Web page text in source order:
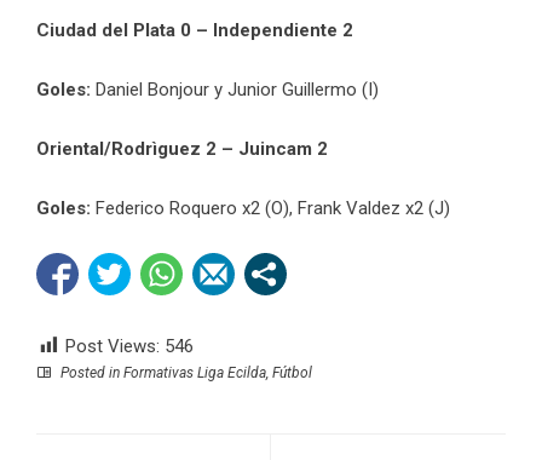
Ciudad del Plata 0 – Independiente 2
Goles: Daniel Bonjour y Junior Guillermo (I)
Oriental/Rodrìguez 2 – Juincam 2
Goles: Federico Roquero x2 (O), Frank Valdez x2 (J)
Post Views: 546
Posted in Formativas Liga Ecilda Fútbol